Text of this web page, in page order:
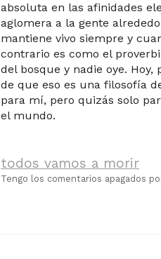
absoluta en las afinidades
aglomera a la gente
mantiene vivo siempre y
contrario es como el
del bosque y nadie oye.
de que eso es una filosofía
para mí, pero quizás solo
el mundo.
todos vamos a morir
Tengo los comentarios apagados